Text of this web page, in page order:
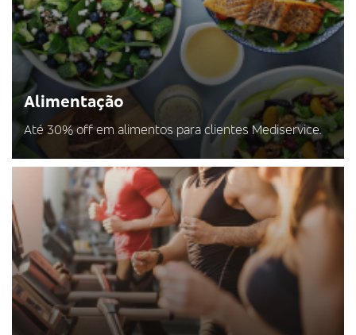
Alimentação
Até 30% off em alimentos para clientes Mediservice.